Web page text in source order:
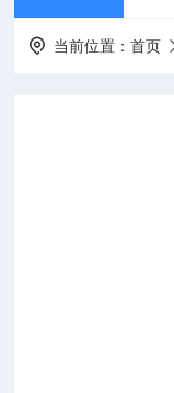
当前位置：首页